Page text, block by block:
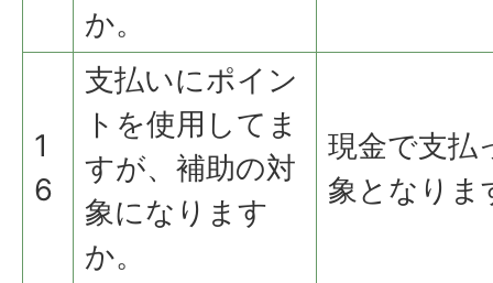
か。
1
6
支払いにポイン
トを使用してま
すが、補助の対
象になります
か。
現金で支払
象となりま